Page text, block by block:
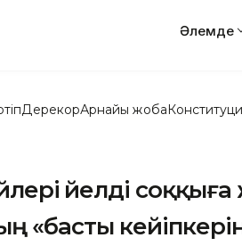
Әлемде
ДерекқорАрнайы жоба
әйелді соққыға
«басты